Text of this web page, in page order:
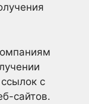
с
сайтов.